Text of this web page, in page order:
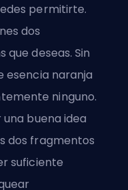
permitirte.
dos
deseas. Sin
esencia naranja
ninguno.
buena idea
dos fragmentos
suficiente